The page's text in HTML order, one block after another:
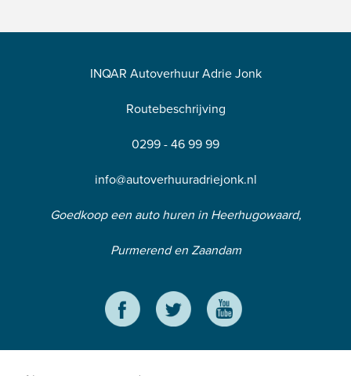
INQAR Autoverhuur Adrie Jonk
Routebeschrijving
0299 - 46 99 99
info@autoverhuuradriejonk.nl
Goedkoop een auto huren in Heerhugowaard,
Purmerend en Zaandam